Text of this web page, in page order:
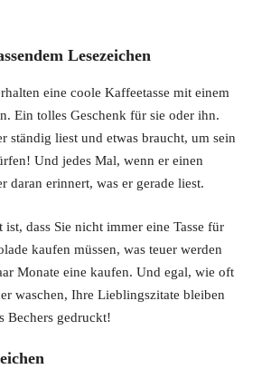
Lesezeichen
eine coole Kaffeetasse mit einem
Ein tolles Geschenk für sie oder ihn.
ständig liest und etwas braucht, um sein
Und jedes Mal, wenn er einen
daran erinnert, was er gerade liest.
dass Sie nicht immer eine Tasse für
kaufen müssen, was teuer werden
Monate eine kaufen. Und egal, wie oft
waschen, Ihre Lieblingszitate bleiben
Bechers gedruckt!